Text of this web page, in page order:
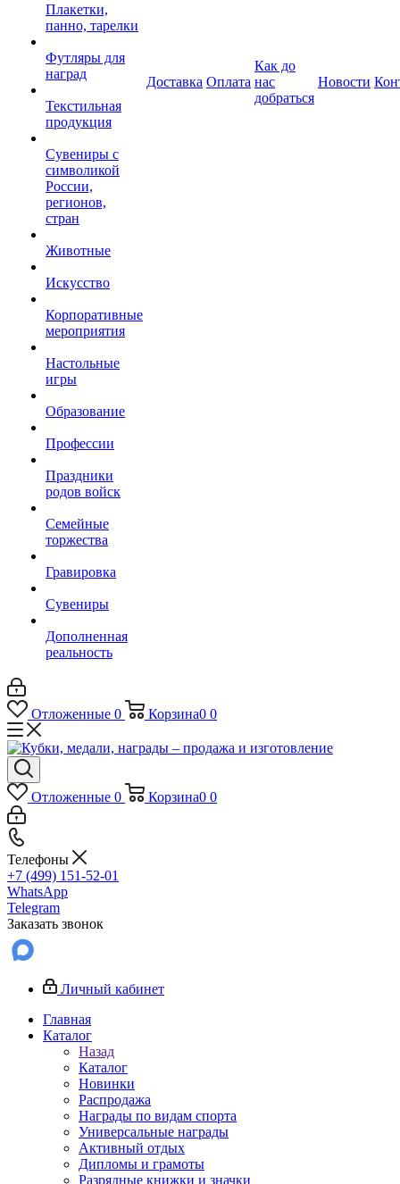
Плакетки,
панно, тарелки
Футляры для
наград
Текстильная
продукция
Сувениры с
символикой
России,
регионов,
стран
Животные
Искусство
Корпоративные
мероприятия
Настольные
игры
Образование
Профессии
Праздники
родов войск
Семейные
торжества
Гравировка
Сувениры
Дополненная
реальность
Доставка Оплата
Как до
нас
добраться
Новости
Отложенные 0 Корзина0 0
Отложенные 0 Корзина0 0
Телефоны
+7 (499) 151-52-01
WhatsApp
Telegram
Заказать звонок
Личный кабинет
Главная
Каталог
Назад
Каталог
Новинки
Распродажа
Награды по видам спорта
Универсальные награды
Активный отдых
Дипломы и грамоты
Разрядные книжки и значки